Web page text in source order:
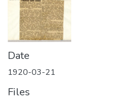
Date
1920-03-21
Files